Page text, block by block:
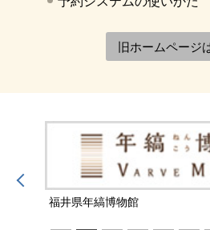
旧ホームページ
福井県年縞博物館